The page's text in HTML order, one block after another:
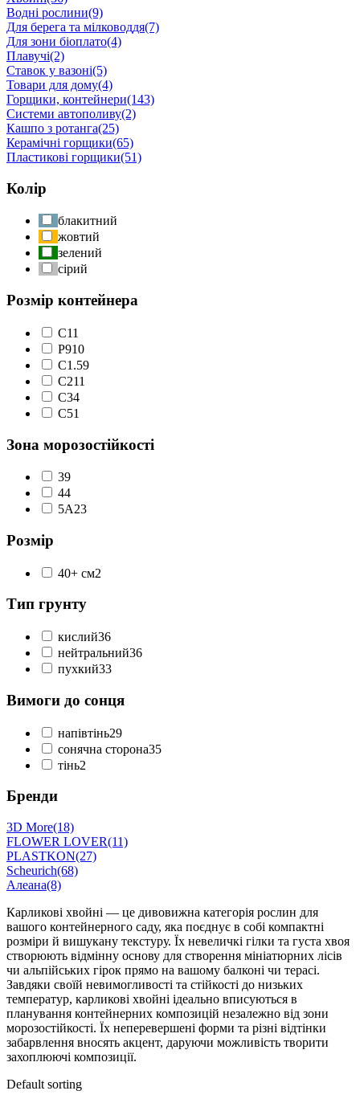
Водні рослини(9)
Для берега та мілководдя(7)
Для зони біоплато(4)
Плавучі(2)
Ставок у вазоні(5)
Товари для дому(4)
Горщики, контейнери(143)
Системи автополиву(2)
Кашпо з ротанга(25)
Керамічні горщики(65)
Пластикові горщики(51)
Колір
блакитний
жовтий
зелений
сірий
Розмір контейнера
C11
P910
С1.59
С211
С34
С51
Зона морозостійкості
39
44
5А23
Розмір
40+ см2
Тип грунту
кислий36
нейтральний36
пухкий33
Вимоги до сонця
напівтінь29
сонячна сторона35
тінь2
Бренди
3D More(18)
FLOWER LOVER(11)
PLASTKON(27)
Scheurich(68)
Алеана(8)
Карликові хвойні — це дивовижна категорія рослин для
вашого контейнерного саду, яка поєднує в собі компактні
розміри й вишукану текстуру. Їх невеличкі гілки та густа хвоя
створюють відмінну основу для створення мініатюрних лісів
чи альпійських гірок прямо на вашому балконі чи терасі.
Завдяки своїй невимогливості та стійкості до низьких
температур, карликові хвойні ідеально вписуються в
планування контейнерних композицій незалежно від зони
морозостійкості. Їх неперевершені форми та різні відтінки
забарвлення вносять акцент, даруючи можливість творити
захоплюючі композиції.
Default sorting